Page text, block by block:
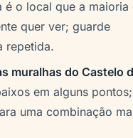
o local que a maioria
quer ver; guarde
repetida.
muralhas do Castelo
em alguns pontos;
uma combinação